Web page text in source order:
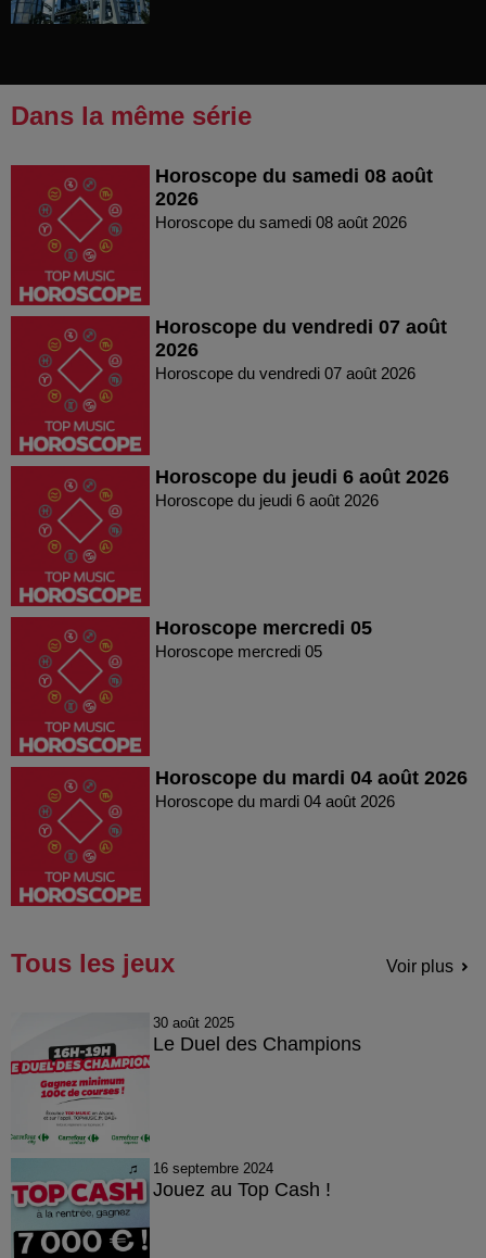
Dans la même série
Horoscope du samedi 08 août
2026
Horoscope du samedi 08 août 2026
Horoscope du vendredi 07 août
2026
Horoscope du vendredi 07 août 2026
Horoscope du jeudi 6 août 2026
Horoscope du jeudi 6 août 2026
Horoscope mercredi 05
Horoscope mercredi 05
Horoscope du mardi 04 août 2026
Horoscope du mardi 04 août 2026
Tous les jeux Voir plus
30 août 2025
Le Duel des Champions
16 septembre 2024
Jouez au Top Cash !